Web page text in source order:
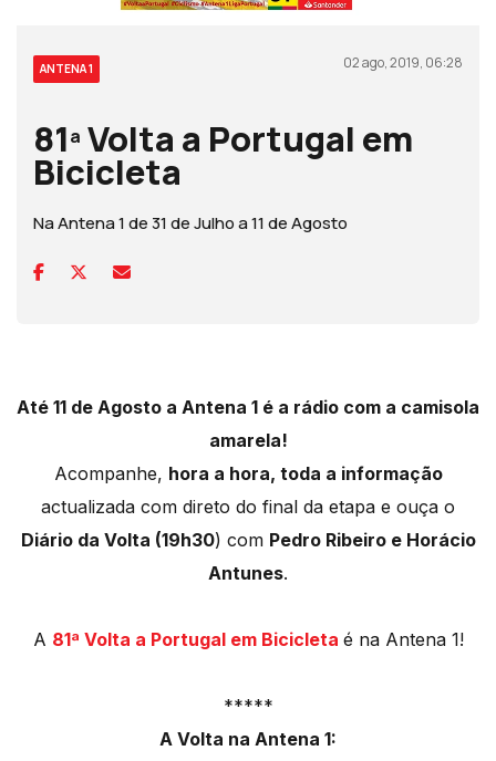
ANTENA 1 02 ago, 2019, 06:28
81ª Volta a Portugal em
Bicicleta
Na Antena 1 de 31 de Julho a 11 de Agosto
Até 11 de Agosto a Antena 1 é a rádio com a camisola
amarela!
Acompanhe, hora a hora, toda a informação
actualizada com direto do final da etapa e ouça o
Diário da Volta (19h30) com Pedro Ribeiro e Horácio
Antunes.
A 81ª Volta a Portugal em Bicicleta é na Antena 1!
*****
A Volta na Antena 1: